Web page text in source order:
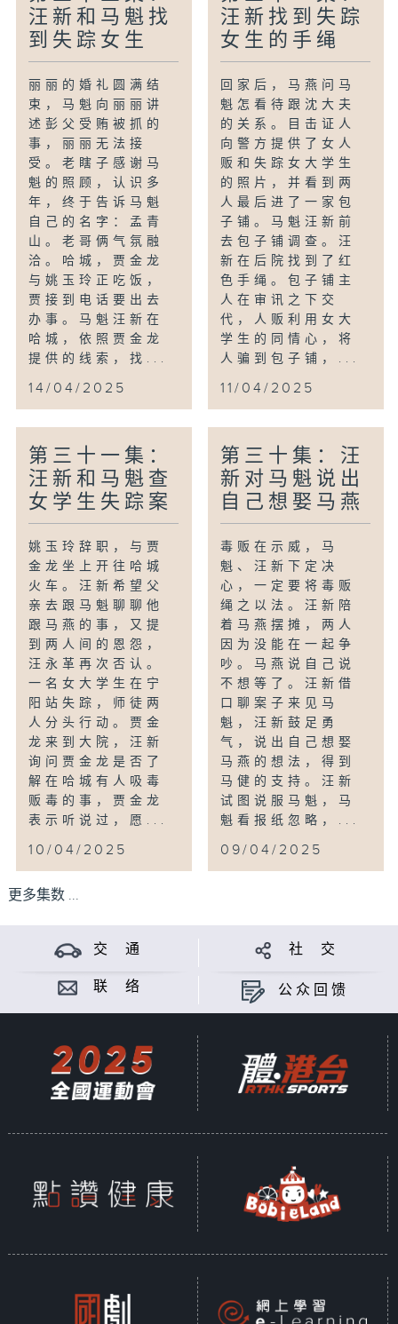
汪新和马魁找
到失踪女生
丽丽的婚礼圆满结
束，马魁向丽丽讲
述彭父受贿被抓的
事，丽丽无法接
受。老瞎子感谢马
魁的照顾，认识多
年，终于告诉马魁
自己的名字：孟青
山。老哥俩气氛融
洽。哈城，贾金龙
与姚玉玲正吃饭，
贾接到电话要出去
办事。马魁汪新在
哈城，依照贾金龙
提供的线索，找...
14/04/2025
汪新找到失踪
女生的手绳
回家后，马燕问马
魁怎看待跟沈大夫
的关系。目击证人
向警方提供了女人
贩和失踪女大学生
的照片，并看到两
人最后进了一家包
子铺。马魁汪新前
去包子铺调查。汪
新在后院找到了红
色手绳。包子铺主
人在审讯之下交
代，人贩利用女大
学生的同情心，将
人骗到包子铺，...
11/04/2025
第三十一集：
汪新和马魁查
女学生失踪案
姚玉玲辞职，与贾
金龙坐上开往哈城
火车。汪新希望父
亲去跟马魁聊聊他
跟马燕的事，又提
到两人间的恩怨，
汪永革再次否认。
一名女大学生在宁
阳站失踪，师徒两
人分头行动。贾金
龙来到大院，汪新
询问贾金龙是否了
解在哈城有人吸毒
贩毒的事，贾金龙
表示听说过，愿...
10/04/2025
第三十集：汪
新对马魁说出
自己想娶马燕
毒贩在示威，马
魁、汪新下定决
心，一定要将毒贩
绳之以法。汪新陪
着马燕摆摊，两人
因为没能在一起争
吵。马燕说自己说
不想等了。汪新借
口聊案子来见马
魁，汪新鼓足勇
气，说出自己想娶
马燕的想法，得到
马健的支持。汪新
试图说服马魁，马
魁看报纸忽略，...
09/04/2025
更多集数 ...
交 通 社 交
联 络 公众回馈